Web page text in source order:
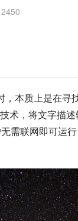
，本质上是在寻
技术，将文字描
需联网即可运